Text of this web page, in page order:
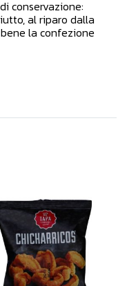
conservazione:
al riparo dalla
la confezione